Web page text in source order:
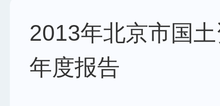
2013年北京市国
年度报告